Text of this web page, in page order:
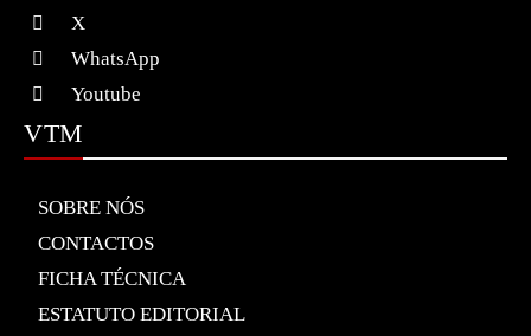
X
WhatsApp
Youtube
VTM
SOBRE NÓS
CONTACTOS
FICHA TÉCNICA
ESTATUTO EDITORIAL